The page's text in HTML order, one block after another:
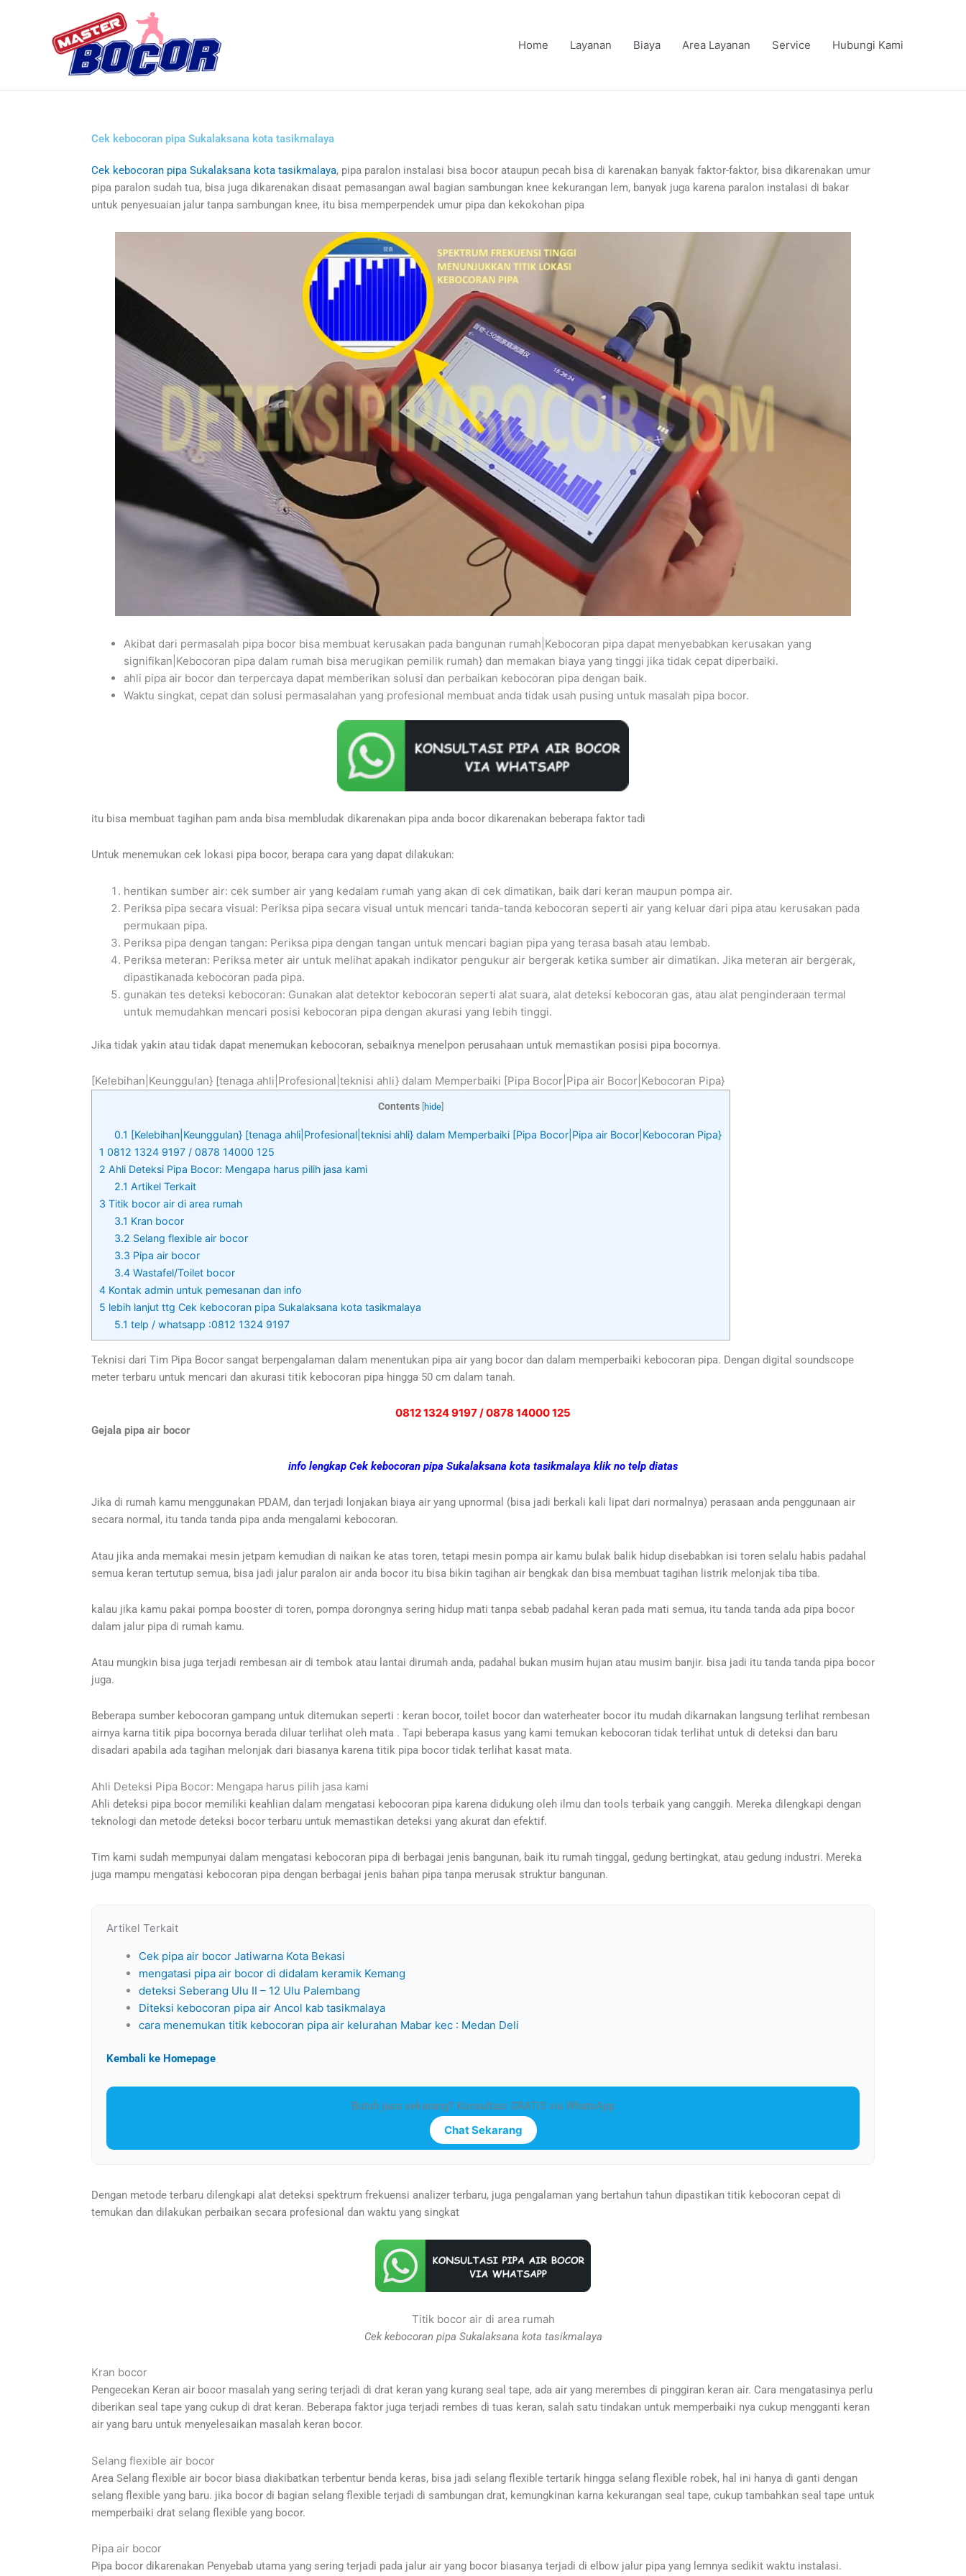
Home Layanan Biaya Area Layanan Service Hubungi Kami
Cek kebocoran pipa Sukalaksana kota tasikmalaya
Cek kebocoran pipa Sukalaksana kota tasikmalaya, pipa paralon instalasi bisa bocor ataupun pecah bisa di karenakan banyak faktor-faktor, bisa dikarenakan umur
pipa paralon sudah tua, bisa juga dikarenakan disaat pemasangan awal bagian sambungan knee kekurangan lem, banyak juga karena paralon instalasi di bakar
untuk penyesuaian jalur tanpa sambungan knee, itu bisa memperpendek umur pipa dan kekokohan pipa
Akibat dari permasalah pipa bocor bisa membuat kerusakan pada bangunan rumah|Kebocoran pipa dapat menyebabkan kerusakan yang
signifikan|Kebocoran pipa dalam rumah bisa merugikan pemilik rumah} dan memakan biaya yang tinggi jika tidak cepat diperbaiki.
ahli pipa air bocor dan terpercaya dapat memberikan solusi dan perbaikan kebocoran pipa dengan baik.
Waktu singkat, cepat dan solusi permasalahan yang profesional membuat anda tidak usah pusing untuk masalah pipa bocor.
itu bisa membuat tagihan pam anda bisa membludak dikarenakan pipa anda bocor dikarenakan beberapa faktor tadi
Untuk menemukan cek lokasi pipa bocor, berapa cara yang dapat dilakukan:
hentikan sumber air: cek sumber air yang kedalam rumah yang akan di cek dimatikan, baik dari keran maupun pompa air.
Periksa pipa secara visual: Periksa pipa secara visual untuk mencari tanda-tanda kebocoran seperti air yang keluar dari pipa atau kerusakan pada
permukaan pipa.
Periksa pipa dengan tangan: Periksa pipa dengan tangan untuk mencari bagian pipa yang terasa basah atau lembab.
Periksa meteran: Periksa meter air untuk melihat apakah indikator pengukur air bergerak ketika sumber air dimatikan. Jika meteran air bergerak,
dipastikanada kebocoran pada pipa.
gunakan tes deteksi kebocoran: Gunakan alat detektor kebocoran seperti alat suara, alat deteksi kebocoran gas, atau alat penginderaan termal
untuk memudahkan mencari posisi kebocoran pipa dengan akurasi yang lebih tinggi.
Jika tidak yakin atau tidak dapat menemukan kebocoran, sebaiknya menelpon perusahaan untuk memastikan posisi pipa bocornya.
[Kelebihan|Keunggulan} [tenaga ahli|Profesional|teknisi ahli} dalam Memperbaiki [Pipa Bocor|Pipa air Bocor|Kebocoran Pipa}
Contents hide
0.1 [Kelebihan|Keunggulan} [tenaga ahli|Profesional|teknisi ahli} dalam Memperbaiki [Pipa Bocor|Pipa air Bocor|Kebocoran Pipa}
1 0812 1324 9197 / 0878 14000 125
2 Ahli Deteksi Pipa Bocor: Mengapa harus pilih jasa kami
2.1 Artikel Terkait
3 Titik bocor air di area rumah
3.1 Kran bocor
3.2 Selang flexible air bocor
3.3 Pipa air bocor
3.4 Wastafel/Toilet bocor
4 Kontak admin untuk pemesanan dan info
5 lebih lanjut ttg Cek kebocoran pipa Sukalaksana kota tasikmalaya
5.1 telp / whatsapp :0812 1324 9197
Teknisi dari Tim Pipa Bocor sangat berpengalaman dalam menentukan pipa air yang bocor dan dalam memperbaiki kebocoran pipa. Dengan digital soundscope
meter terbaru untuk mencari dan akurasi titik kebocoran pipa hingga 50 cm dalam tanah.
0812 1324 9197 / 0878 14000 125
Gejala pipa air bocor
info lengkap Cek kebocoran pipa Sukalaksana kota tasikmalaya klik no telp diatas
Jika di rumah kamu menggunakan PDAM, dan terjadi lonjakan biaya air yang upnormal (bisa jadi berkali kali lipat dari normalnya) perasaan anda penggunaan air
secara normal, itu tanda tanda pipa anda mengalami kebocoran.
Atau jika anda memakai mesin jetpam kemudian di naikan ke atas toren, tetapi mesin pompa air kamu bulak balik hidup disebabkan isi toren selalu habis padahal
semua keran tertutup semua, bisa jadi jalur paralon air anda bocor itu bisa bikin tagihan air bengkak dan bisa membuat tagihan listrik melonjak tiba tiba.
kalau jika kamu pakai pompa booster di toren, pompa dorongnya sering hidup mati tanpa sebab padahal keran pada mati semua, itu tanda tanda ada pipa bocor
dalam jalur pipa di rumah kamu.
Atau mungkin bisa juga terjadi rembesan air di tembok atau lantai dirumah anda, padahal bukan musim hujan atau musim banjir. bisa jadi itu tanda tanda pipa bocor
juga.
Beberapa sumber kebocoran gampang untuk ditemukan seperti : keran bocor, toilet bocor dan waterheater bocor itu mudah dikarnakan langsung terlihat rembesan
airnya karna titik pipa bocornya berada diluar terlihat oleh mata . Tapi beberapa kasus yang kami temukan kebocoran tidak terlihat untuk di deteksi dan baru
disadari apabila ada tagihan melonjak dari biasanya karena titik pipa bocor tidak terlihat kasat mata.
Ahli Deteksi Pipa Bocor: Mengapa harus pilih jasa kami
Ahli deteksi pipa bocor memiliki keahlian dalam mengatasi kebocoran pipa karena didukung oleh ilmu dan tools terbaik yang canggih. Mereka dilengkapi dengan
teknologi dan metode deteksi bocor terbaru untuk memastikan deteksi yang akurat dan efektif.
Tim kami sudah mempunyai dalam mengatasi kebocoran pipa di berbagai jenis bangunan, baik itu rumah tinggal, gedung bertingkat, atau gedung industri. Mereka
juga mampu mengatasi kebocoran pipa dengan berbagai jenis bahan pipa tanpa merusak struktur bangunan.
Artikel Terkait
Cek pipa air bocor Jatiwarna Kota Bekasi
mengatasi pipa air bocor di didalam keramik Kemang
deteksi Seberang Ulu II – 12 Ulu Palembang
Diteksi kebocoran pipa air Ancol kab tasikmalaya
cara menemukan titik kebocoran pipa air kelurahan Mabar kec : Medan Deli
Kembali ke Homepage
Butuh jasa sekarang? Konsultasi GRATIS via WhatsApp
Chat Sekarang
Dengan metode terbaru dilengkapi alat deteksi spektrum frekuensi analizer terbaru, juga pengalaman yang bertahun tahun dipastikan titik kebocoran cepat di
temukan dan dilakukan perbaikan secara profesional dan waktu yang singkat
Titik bocor air di area rumah
Cek kebocoran pipa Sukalaksana kota tasikmalaya
Kran bocor
Pengecekan Keran air bocor masalah yang sering terjadi di drat keran yang kurang seal tape, ada air yang merembes di pinggiran keran air. Cara mengatasinya perlu
diberikan seal tape yang cukup di drat keran. Beberapa faktor juga terjadi rembes di tuas keran, salah satu tindakan untuk memperbaiki nya cukup mengganti keran
air yang baru untuk menyelesaikan masalah keran bocor.
Selang flexible air bocor
Area Selang flexible air bocor biasa diakibatkan terbentur benda keras, bisa jadi selang flexible tertarik hingga selang flexible robek, hal ini hanya di ganti dengan
selang flexible yang baru. jika bocor di bagian selang flexible terjadi di sambungan drat, kemungkinan karna kekurangan seal tape, cukup tambahkan seal tape untuk
memperbaiki drat selang flexible yang bocor.
Pipa air bocor
Pipa bocor dikarenakan Penyebab utama yang sering terjadi pada jalur air yang bocor biasanya terjadi di elbow jalur pipa yang lemnya sedikit waktu instalasi.